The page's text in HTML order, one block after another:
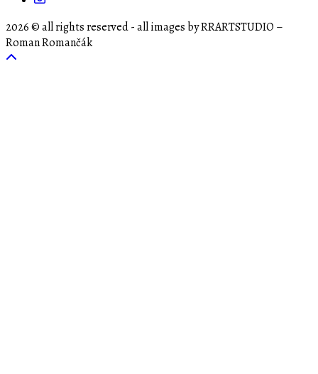
2026© all rights reserved - all images by RRARTSTUDIO –
Roman Romančák